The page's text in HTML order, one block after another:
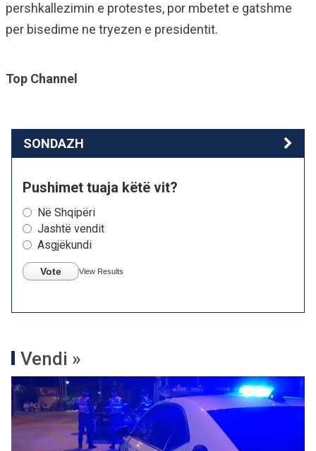
pershkallezimin e protestes, por mbetet e gatshme
per bisedime ne tryezen e presidentit.
Top Channel
SONDAZH
Pushimet tuaja këtë vit?
Në Shqipëri
Jashtë vendit
Asgjëkundi
Vote View Results
Vendi »